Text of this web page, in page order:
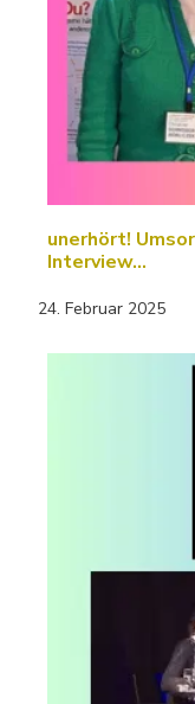
unerhört!
Interview…
24. Februar 2025